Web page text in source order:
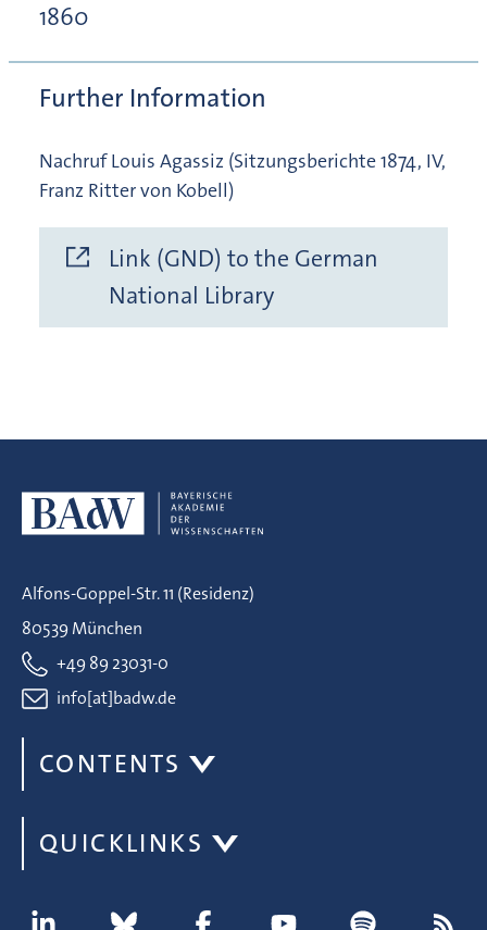
1860
Further Information
Nachruf Louis Agassiz (Sitzungsberichte 1874, IV,
Franz Ritter von Kobell)
Link (GND) to the German
National Library
Alfons-Goppel-Str. 11 (Residenz)
80539 München
+49 89 23031-0
info[at]badw.de
CONTENTS
QUICKLINKS